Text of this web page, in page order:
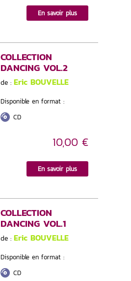
En savoir plus
COLLECTION
DANCING VOL.2
de : Eric BOUVELLE
Disponible en format :
CD
10,00 €
En savoir plus
COLLECTION
DANCING VOL.1
de : Eric BOUVELLE
Disponible en format :
CD